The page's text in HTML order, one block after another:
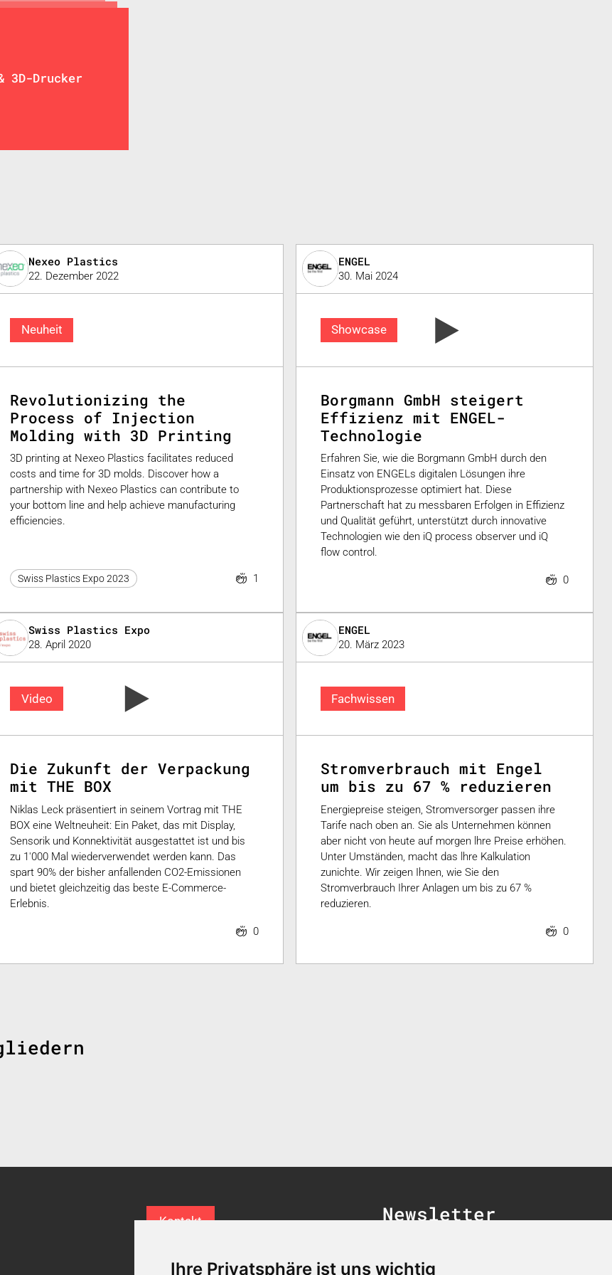
Ihre Privatsphäre ist uns wichtig
3D-Drucker
Nexeo Plastics
22. Dezember 2022
Neuheit
Revolutionizing the
Process of Injection
Molding with 3D Printing
3D printing at Nexeo Plastics facilitates reduced
costs and time for 3D molds. Discover how a
partnership with Nexeo Plastics can contribute to
your bottom line and help achieve manufacturing
efficiencies.
Swiss Plastics Expo 2023 1
ENGEL
30. Mai 2024
Showcase
Borgmann GmbH steigert
Effizienz mit ENGEL-
Technologie
Erfahren Sie, wie die Borgmann GmbH durch den
Einsatz von ENGELs digitalen Lösungen ihre
Produktionsprozesse optimiert hat. Diese
Partnerschaft hat zu messbaren Erfolgen in Effizienz
und Qualität geführt, unterstützt durch innovative
Technologien wie den iQ process observer und iQ
flow control.
0
Swiss Plastics Expo
28. April 2020
Video
Die Zukunft der Verpackung
mit THE BOX
Niklas Leck präsentiert in seinem Vortrag mit THE
BOX eine Weltneuheit: Ein Paket, das mit Display,
Sensorik und Konnektivität ausgestattet ist und bis
zu 1'000 Mal wiederverwendet werden kann. Das
spart 90% der bisher anfallenden CO2-Emissionen
und bietet gleichzeitig das beste E-Commerce-
Erlebnis.
0
ENGEL
20. März 2023
Fachwissen
Stromverbrauch mit Engel
um bis zu 67 % reduzieren
Energiepreise steigen, Stromversorger passen ihre
Tarife nach oben an. Sie als Unternehmen können
aber nicht von heute auf morgen lhre Preise erhöhen.
Unter Umständen, macht das lhre Kalkulation
zunichte. Wir zeigen Ihnen, wie Sie den
Stromverbrauch Ihrer Anlagen um bis zu 67 %
reduzieren.
0
Kontakt Newsletter